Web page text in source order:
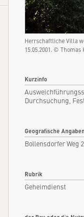
Herrschaftliche Villa
15.05.2001. © Thomas
Kurzinfo
Durchsuchung,
Geografische Angaben
Bollensdorfer Weg
Rubrik
Geheimdienst
Kurzinfo
Kommentare
Quellen